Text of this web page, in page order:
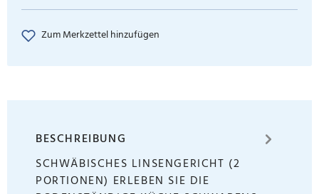
Zum Merkzettel hinzufügen
BESCHREIBUNG
SCHWÄBISCHES LINSENGERICHT (2
PORTIONEN) ERLEBEN SIE DIE